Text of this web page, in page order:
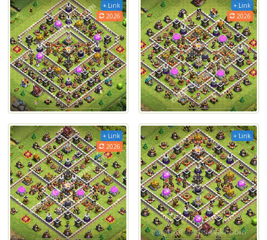
+ Link
2026
+ Link
2026
+ Link
2026
+ Link